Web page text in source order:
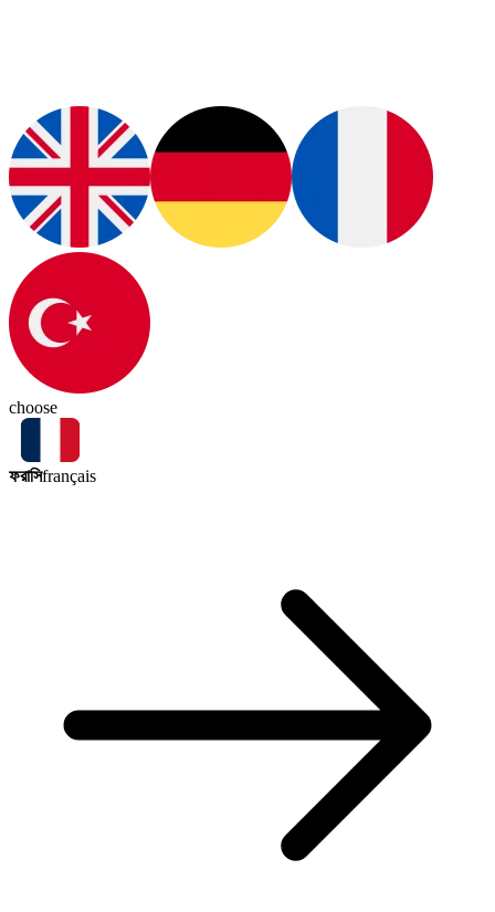
choose
ফরাসিfrançais